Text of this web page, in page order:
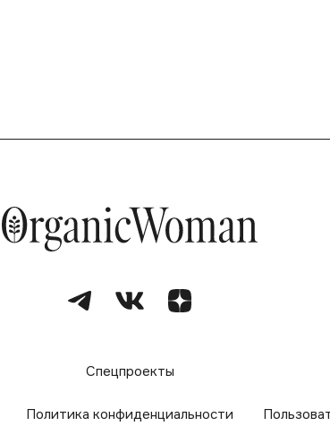
Спецпроекты
Политика конфиденциальности